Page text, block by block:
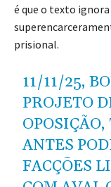
é que o texto ignora
prisional.
11/11/25,
PROJETO
ANTES
FACÇÕES